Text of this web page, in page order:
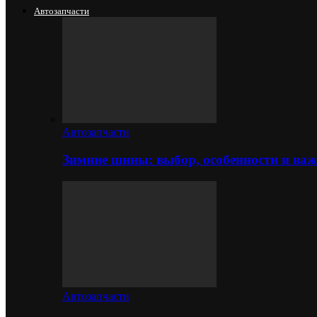
Автозапчасти
Автозапчасти
Зимние шины: выбор, особенности и
Автозапчасти